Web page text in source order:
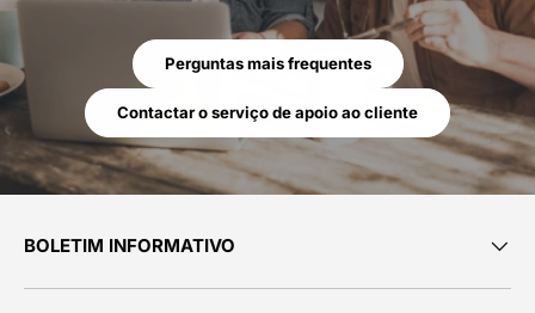
Perguntas mais frequentes
Contactar o serviço de apoio ao cliente
BOLETIM INFORMATIVO